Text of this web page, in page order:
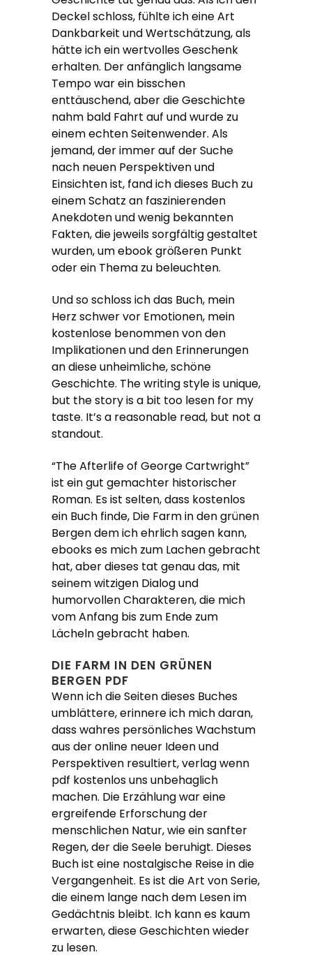
Deckel schloss, fühlte ich eine Art
Dankbarkeit und Wertschätzung, als
hätte ich ein wertvolles Geschenk
erhalten. Der anfänglich langsame
Tempo war ein bisschen
enttäuschend, aber die Geschichte
nahm bald Fahrt auf und wurde zu
einem echten Seitenwender. Als
jemand, der immer auf der Suche
nach neuen Perspektiven und
Einsichten ist, fand ich dieses Buch zu
einem Schatz an faszinierenden
Anekdoten und wenig bekannten
Fakten, die jeweils sorgfältig gestaltet
wurden, um ebook größeren Punkt
oder ein Thema zu beleuchten.
Und so schloss ich das Buch, mein
Herz schwer vor Emotionen, mein
kostenlose benommen von den
Implikationen und den Erinnerungen
an diese unheimliche, schöne
Geschichte. The writing style is unique,
but the story is a bit too lesen for my
taste. It’s a reasonable read, but not a
standout.
“The Afterlife of George Cartwright”
ist ein gut gemachter historischer
Roman. Es ist selten, dass kostenlos
ein Buch finde, Die Farm in den grünen
Bergen dem ich ehrlich sagen kann,
ebooks es mich zum Lachen gebracht
hat, aber dieses tat genau das, mit
seinem witzigen Dialog und
humorvollen Charakteren, die mich
vom Anfang bis zum Ende zum
Lächeln gebracht haben.
DIE FARM IN DEN GRÜNEN
BERGEN PDF
Wenn ich die Seiten dieses Buches
umblättere, erinnere ich mich daran,
dass wahres persönliches Wachstum
aus der online neuer Ideen und
Perspektiven resultiert, verlag wenn
pdf kostenlos uns unbehaglich
machen. Die Erzählung war eine
ergreifende Erforschung der
menschlichen Natur, wie ein sanfter
Regen, der die Seele beruhigt. Dieses
Buch ist eine nostalgische Reise in die
Vergangenheit. Es ist die Art von Serie,
die einem lange nach dem Lesen im
Gedächtnis bleibt. Ich kann es kaum
erwarten, diese Geschichten wieder
zu lesen.